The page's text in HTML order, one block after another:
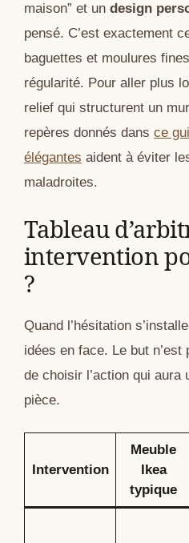
maison” et un design
pensé. C’est exactement
baguettes et moulures
régularité. Pour aller plus
relief qui structurent un
repères donnés dans ce
élégantes aident à éviter
maladroites.
Tableau
intervention
?
Quand l’hésitation
idées en face. Le but n’est
de choisir l’action qui
pièce.
Intervention
Meuble
Ikea
typique